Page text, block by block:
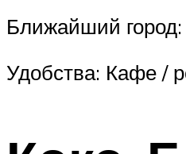
Ближайший город:
Удобства: Кафе /